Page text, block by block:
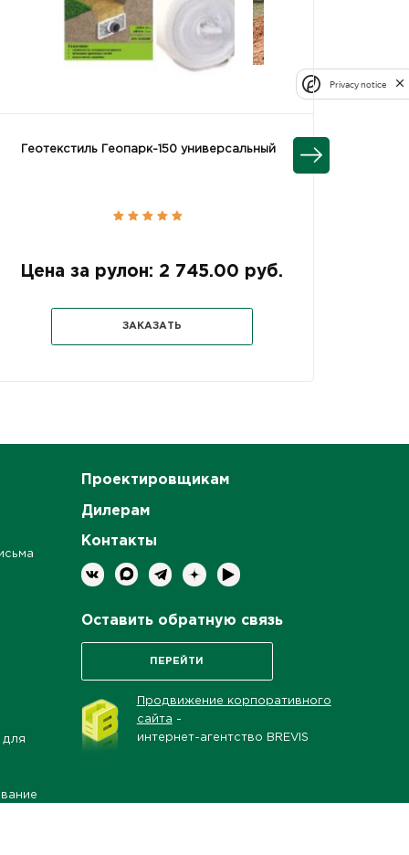
Геотекстиль Геопарк-150 универсальный
Цена за рулон: 2 745.00 руб.
ЗАКАЗАТЬ
для
Проектировщикам
Дилерам
Контакты
Оставить обратную связь
ПЕРЕЙТИ
Продвижение корпоративного
сайта -
интернет-агентство BREVIS
Privacy notice